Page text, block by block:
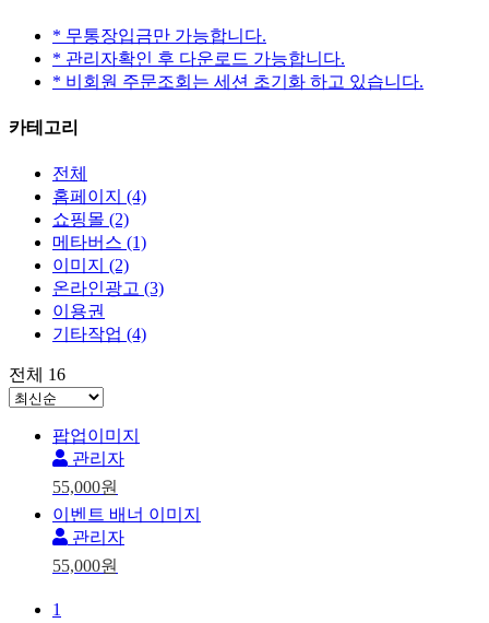
* 무통장입금만 가능합니다.
* 관리자확인 후 다운로드 가능합니다.
* 비회원 주문조회는 세션 초기화 하고 있습니다.
카테고리
전체
홈페이지 (4)
쇼핑몰 (2)
메타버스 (1)
이미지 (2)
온라인광고 (3)
이용권
기타작업 (4)
전체 16
팝업이미지
관리자
55,000원
이벤트 배너 이미지
관리자
55,000원
1